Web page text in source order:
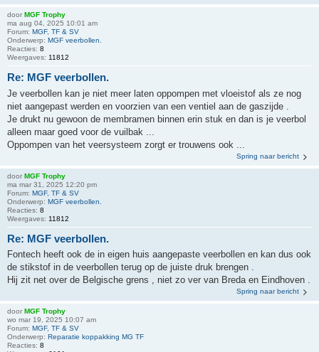
door MGF Trophy
ma aug 04, 2025 10:01 am
Forum: MGF, TF & SV
Onderwerp: MGF veerbollen.
Reacties: 8
Weergaves: 11812
Re: MGF veerbollen.
Je veerbollen kan je niet meer laten oppompen met vloeistof als ze nog
niet aangepast werden en voorzien van een ventiel aan de gaszijde .
Je drukt nu gewoon de membramen binnen erin stuk en dan is je veerbol
alleen maar goed voor de vuilbak ...
Oppompen van het veersysteem zorgt er trouwens ook ...
Spring naar bericht
door MGF Trophy
ma mar 31, 2025 12:20 pm
Forum: MGF, TF & SV
Onderwerp: MGF veerbollen.
Reacties: 8
Weergaves: 11812
Re: MGF veerbollen.
Fontech heeft ook de in eigen huis aangepaste veerbollen en kan dus ook
de stikstof in de veerbollen terug op de juiste druk brengen .
Hij zit net over de Belgische grens , niet zo ver van Breda en Eindhoven .
Spring naar bericht
door MGF Trophy
wo mar 19, 2025 10:07 am
Forum: MGF, TF & SV
Onderwerp: Reparatie koppakking MG TF
Reacties: 8